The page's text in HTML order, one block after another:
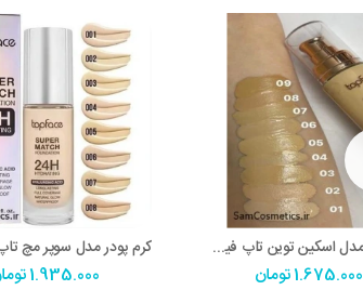
کرم پودر مدل اسکین توین تاپ فیس SKIN TWIN
تومان1.675.000
1.935.000